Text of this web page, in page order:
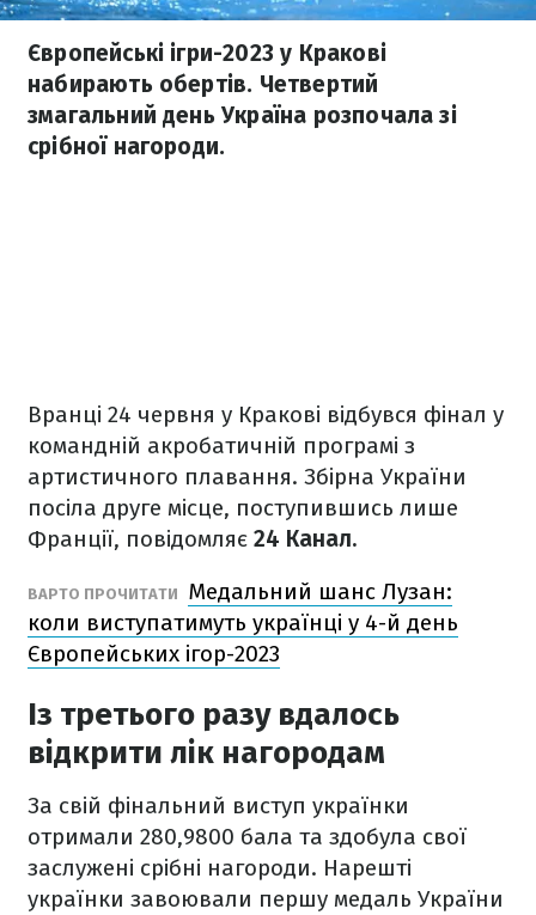
Європейські ігри-2023 у Кракові
набирають обертів. Четвертий
змагальний день Україна розпочала зі
срібної нагороди.
Вранці 24 червня у Кракові відбувся фінал у
командній акробатичній програмі з
артистичного плавання. Збірна України
посіла друге місце, поступившись лише
Франції, повідомляє 24 Канал.
ВАРТО ПРОЧИТАТИ
Медальний шанс Лузан:
коли виступатимуть українці у 4-й день
Європейських ігор-2023
Із третього разу вдалось
відкрити лік нагородам
За свій фінальний виступ українки
отримали 280,9800 бала та здобула свої
заслужені срібні нагороди. Нарешті
українки завоювали першу медаль України